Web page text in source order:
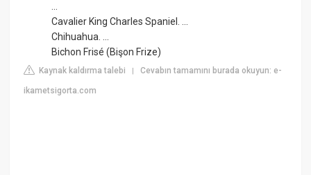
...
Cavalier King Charles Spaniel. ...
Chihuahua. ...
Bichon Frisé (Bişon Frize)
Kaynak kaldırma talebi |Cevabın tamamını burada okuyun: e-
ikametsigorta.com